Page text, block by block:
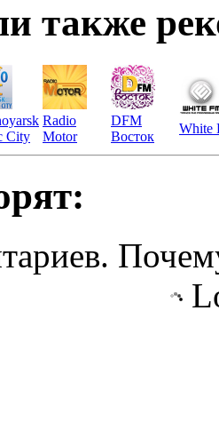
также
City
Radio
Motor
DFM
Восток
White